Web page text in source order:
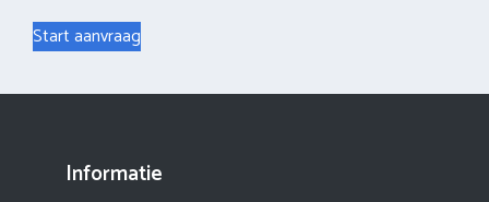
Start aanvraag
Informatie